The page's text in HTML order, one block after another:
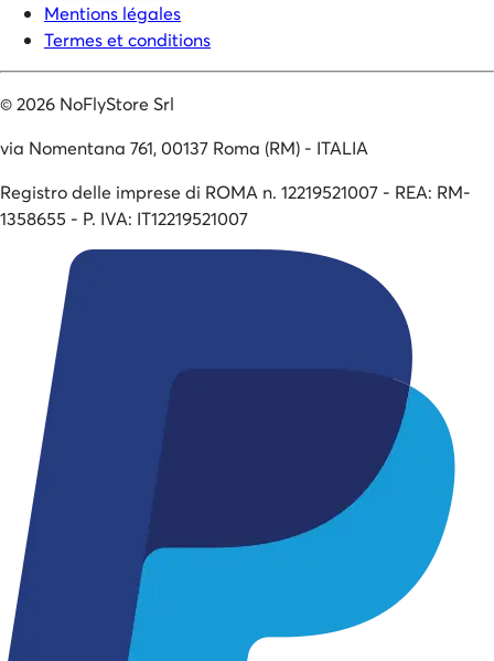
Mentions légales
Termes et conditions
©2026 NoFlyStore Srl
via Nomentana 761, 00137 Roma (RM) - ITALIA
Registro delle imprese di ROMA n. 12219521007 - REA: RM-
1358655 - P. IVA: IT12219521007